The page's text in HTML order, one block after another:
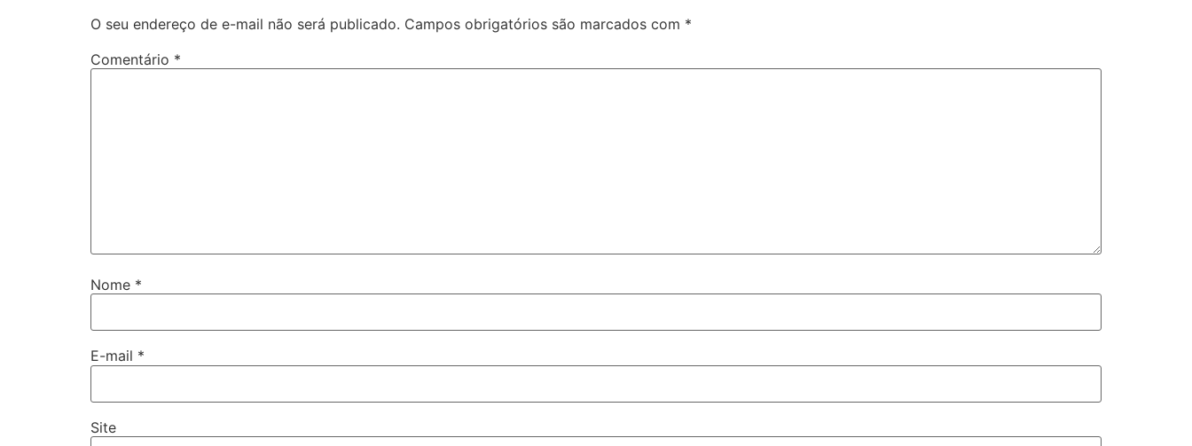
O seu endereço de e-mail não será publicado. Campos obrigatórios são marcados com *
Comentário *
Nome *
E-mail *
Site